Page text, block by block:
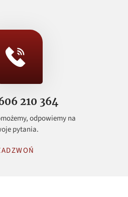
210 364
odpowiemy na
pytania.